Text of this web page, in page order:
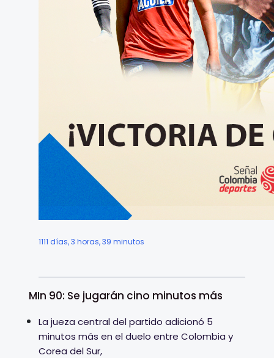
1111 días, 3 horas, 39 minutos
MIn 90: Se jugarán cino minutos más
La jueza central del partido adicionó 5
minutos más en el duelo entre Colombia y
Corea del Sur,